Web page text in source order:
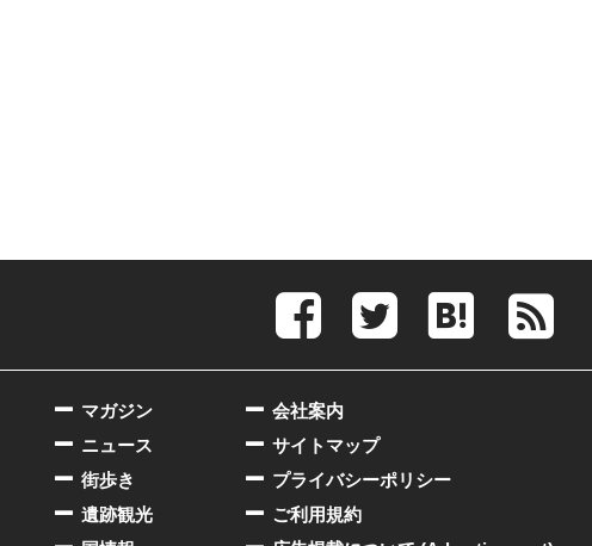
会社案内
サイトマップ
プライバシーポリシー
ご利用規約
マガジン
ニュース
街歩き
遺跡観光